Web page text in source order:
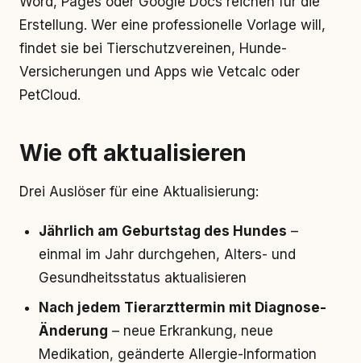
Erstellung. Wer eine professionelle Vorlage will,
findet sie bei Tierschutzvereinen, Hunde-
Versicherungen und Apps wie Vetcalc oder
PetCloud.
Wie oft aktualisieren
Drei Auslöser für eine Aktualisierung:
Jährlich am Geburtstag des Hundes –
einmal im Jahr durchgehen, Alters- und
Gesundheitsstatus aktualisieren
Nach jedem Tierarzttermin mit Diagnose-
Änderung – neue Erkrankung, neue
Medikation, geänderte Allergie-Information